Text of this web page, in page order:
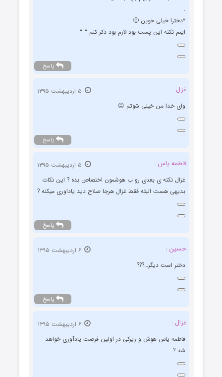
.
*دخترا خیلی خوبن 🙂
اینم نکته این پست بود لازم بود ذکر کنم ^_^
پاسخ
غزل :
وای خدا من خیلی شوتم 😐
پاسخ
فاطمه یاس :
غزال نکته ی بعدی رو ب هوشمون اختصاص بده ? این نکات
بدیهی هست البته فقط غزال هرجا صلاح دید یاداوری میکنه ?
پاسخ
حسین :
دختر است دیگر…???
پاسخ
غزال :
فاطمه یاس هوش و زیرکی در اولین فرصت یادآوری خواهد
شد ?